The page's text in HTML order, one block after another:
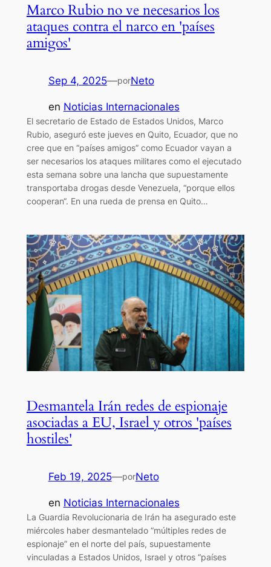
Marco Rubio no ve necesarios los
ataques contra el narco en 'países
amigos'
Sep 4, 2025—porNeto
en Noticias Internacionales
El secretario de Estado de Estados Unidos, Marco
Rubio, aseguró este jueves en Quito, Ecuador, que no
cree que en “países amigos” como Ecuador vayan a
ser necesarios los ataques militares como el ejecutado
esta semana sobre una lancha que supuestamente
transportaba drogas desde Venezuela, “porque ellos
cooperan“. En una rueda de prensa en Quito…
Desmantela Irán redes de espionaje
asociadas a EU, Israel y otros 'países
hostiles'
Feb 19, 2025—porNeto
en Noticias Internacionales
La Guardia Revolucionaria de Irán ha asegurado este
miércoles haber desmantelado “múltiples redes de
espionaje” en el norte del país, supuestamente
vinculadas a Estados Unidos, Israel y otros “países